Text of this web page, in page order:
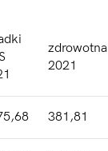
zdrowotna
2021
381,81